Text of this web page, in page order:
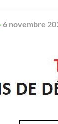
6 novembre